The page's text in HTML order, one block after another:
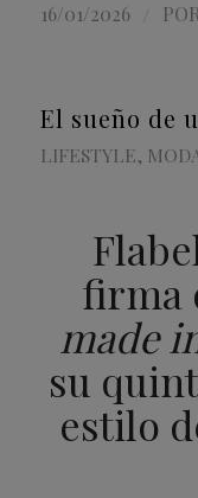
16/01/2026 POR
El sueño de
LIFESTYLE,
firma
made
su
estilo